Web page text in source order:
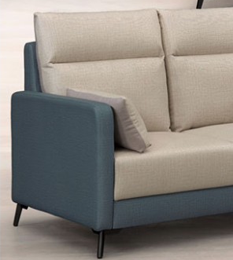
本司貨車運送如因路況不佳、天候
本公司除了盡最大努力完成配送外
保護物流人員的工作安全，賣家無
因大型傢俱有組裝、配送的問題，
讓您不用整天在家等貨，以免浪費你
如遇自然災害、政府宣布之災害警
百貨公司配送暫無法配合開店前、
無回收家具服務，若需回收家俱可
時請儘速於三日內完成
三 日內若未接獲您的匯款或轉帳
▪️
無回收家具服務，若需回收家具